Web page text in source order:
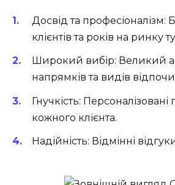
Досвід та професіоналізм:
клієнтів та років на ринку
Широкий вибір: Великий
напрямків та видів
Гнучкість: Персоналізовані
кожного клієнта.
Надійність: Відмінні